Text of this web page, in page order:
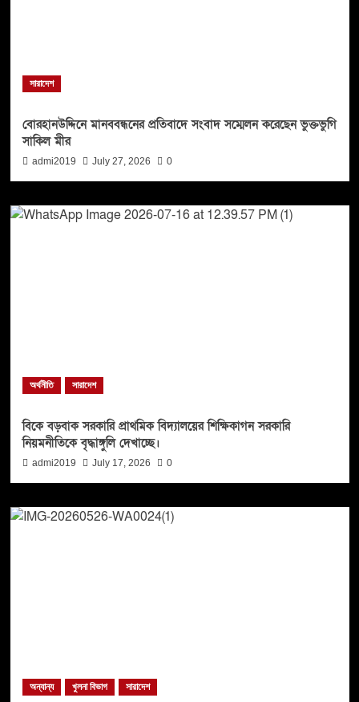
সারাদেশ
বোরহানউদ্দিনে মানববন্ধনের প্রতিবাদে সংবাদ সম্মেলন করেছেন ভুক্তভুগি
সাকিল মীর
admi2019 July 27, 2026 0
অর্থনীতি সারাদেশ
বিকে বড়বাক সরকারি প্রাথমিক বিদ্যালয়ের শিক্ষিকাগন সরকারি
নিয়মনীতিকে বৃদ্ধাঙ্গুলি দেখাচ্ছে।
admi2019 July 17, 2026 0
অন্যান্য খুলনা বিভাগ সারাদেশ